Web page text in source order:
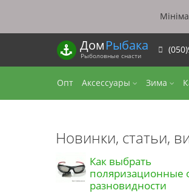
ДомРыбака
Рыболовные снасти
Опт Аксессуары Зима
Новинки, статьи,
Как выбрать
поляризационные
разновидности